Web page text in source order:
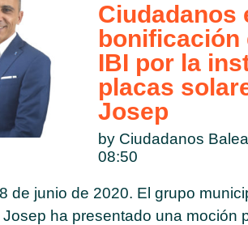
Ciudadanos
bonificación
IBI por la
placas
Josep
by Ciudadanos
08:50
de junio de 2020. El grupo
ha presentado una moción